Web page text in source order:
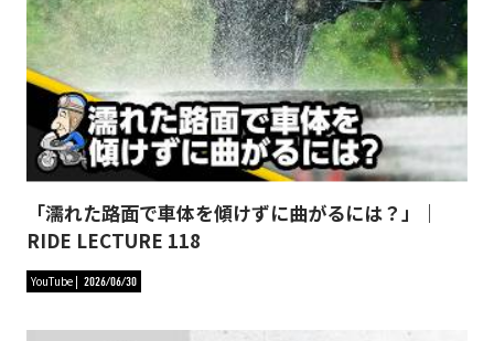
「濡れた路面で車体を傾けずに曲がるには？」｜
RIDE LECTURE 118
YouTube 2026/06/30